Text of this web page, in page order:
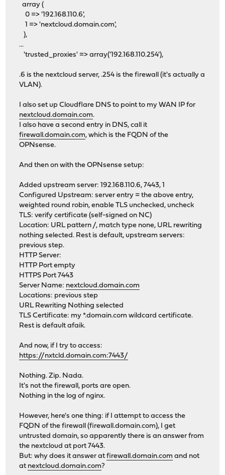
array (
0 => '192.168.110.6',
1 => 'nextcloud.domain.com',
),
...
'trusted_proxies' => array('192.168.110.254'),
.6 is the nextcloud server, .254 is the firewall (it's actually a
VLAN).
I also set up Cloudflare DNS to point to my WAN IP for
nextcloud.domain.com.
I also have a second entry in DNS, call it
firewall.domain.com, which is the FQDN of the
OPNsense.
And then on with the OPNsense setup:
Added upstream server: 192.168.110.6, 7443, 1
Configured Upstream: server entry = the above entry,
weighted round robin, enable TLS unchecked, uncheck
TLS: verify certificate (self-signed on NC)
Location: URL pattern /, match type none, URL rewriting
nothing selected. Rest is default, upstream servers:
previous step.
HTTP Server:
HTTP Port empty
HTTPS Port 7443
Server Name: nextcloud.domain.com
Locations: previous step
URL Rewriting Nothing selected
TLS Certificate: my *.domain.com wildcard certificate.
Rest is default afaik.
And now, if I try to access:
https://nxtcld.domain.com:7443/
Nothing. Zip. Nada.
It's not the firewall, ports are open.
Nothing in the log of nginx.
However, here's one thing: if I attempt to access the
FQDN of the firewall (firewall.domain.com), I get
untrusted domain, so apparently there is an answer from
the nextcloud at port 7443.
But: why does it answer atfirewall.domain.com and not
at nextcloud.domain.com?